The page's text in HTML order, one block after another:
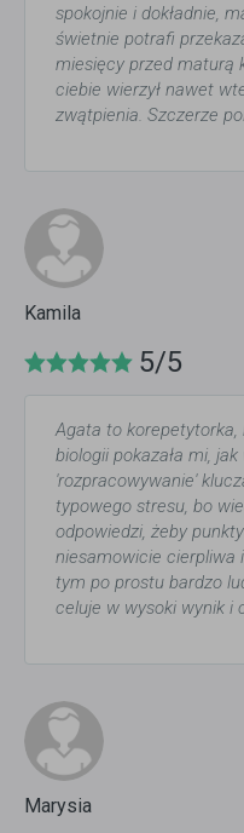
spokojnie i dokładnie,
świetnie potrafi
miesięcy przed maturą
ciebie wierzył nawet
zwątpienia. Szczerze
Kamila
5/5
Agata to
biologii pokazała mi,
'rozpracowywanie'
typowego stresu, bo
odpowiedzi, żeby
niesamowicie cierpliwa
tym po prostu bardzo
celuje w wysoki wynik i
Marysia